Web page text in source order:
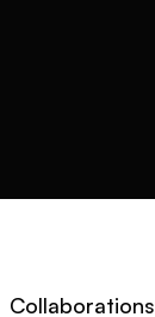
Collaborations